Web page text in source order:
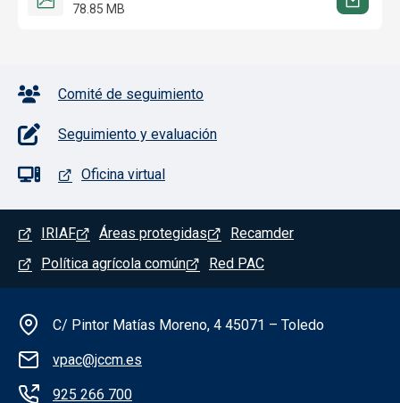
78.85 MB
Pie de página con iconos
Comité de seguimiento
Seguimiento y evaluación
Oficina virtual
Menú del pie
IRIAF Áreas protegidas
Recamder
Política agrícola común
Red PAC
Información de la institución
C/ Pintor Matías Moreno, 4 45071 – Toledo
vpac@jccm.es
925 266 700